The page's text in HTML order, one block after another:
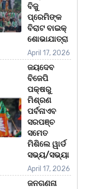
ବିଜୁ
ପ୍ରେମିଙ୍କ
ବିରାଟ ବାଇକ୍
ଶୋଭାଯାତ୍ରା
April 17, 2026
ଜୟଦେବ
ବିଜେପି
ପକ୍ଷରୁ
ମିଶ୍ରଣ
ପର୍ବନାଏବ
ସରପଞ୍ଚ
ସମେତ
ମିଶିଲେ ୱାର୍ଡ
ସଭ୍ୟ/ସଭ୍ୟା
April 17, 2026
ଜନଗଣନା